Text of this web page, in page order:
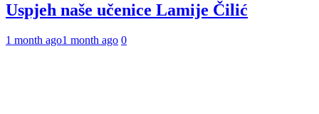
Uspjeh naše učenice Lamije Čilić
1 month ago1 month ago 0